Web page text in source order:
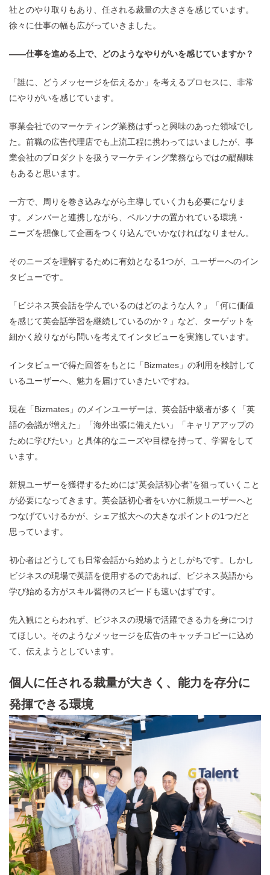
社とのやり取りもあり、任される裁量の大きさを感じています。
徐々に仕事の幅も広がっていきました。
——仕事を進める上で、どのようなやりがいを感じていますか？
「誰に、どうメッセージを伝えるか」を考えるプロセスに、非常
にやりがいを感じています。
事業会社でのマーケティング業務はずっと興味のあった領域でし
た。前職の広告代理店でも上流工程に携わってはいましたが、事
業会社のプロダクトを扱うマーケティング業務ならではの醍醐味
もあると思います。
一方で、周りを巻き込みながら主導していく力も必要になりま
す。メンバーと連携しながら、ペルソナの置かれている環境・
ニーズを想像して企画をつくり込んでいかなければなりません。
そのニーズを理解するために有効となる1つが、ユーザーへのイン
タビューです。
「ビジネス英会話を学んでいるのはどのような人？」「何に価値
を感じて英会話学習を継続しているのか？」など、ターゲットを
細かく絞りながら問いを考えてインタビューを実施しています。
インタビューで得た回答をもとに「Bizmates」の利用を検討して
いるユーザーへ、魅力を届けていきたいですね。
現在「Bizmates」のメインユーザーは、英会話中級者が多く「英
語の会議が増えた」「海外出張に備えたい」「キャリアアップの
ために学びたい」と具体的なニーズや目標を持って、学習をして
います。
新規ユーザーを獲得するためには“英会話初心者”を狙っていくこと
が必要になってきます。英会話初心者をいかに新規ユーザーへと
つなげていけるかが、シェア拡大への大きなポイントの1つだと
思っています。
初心者はどうしても日常会話から始めようとしがちです。しかし
ビジネスの現場で英語を使用するのであれば、ビジネス英語から
学び始める方がスキル習得のスピードも速いはずです。
先入観にとらわれず、ビジネスの現場で活躍できる力を身につけ
てほしい。そのようなメッセージを広告のキャッチコピーに込め
て、伝えようとしています。
個人に任される裁量が大きく、能力を存分に
発揮できる環境